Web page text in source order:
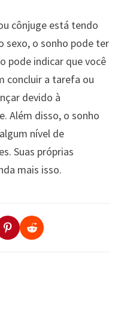
cônjuge está tendo
sexo, o sonho pode ter
pode indicar que você
concluir a tarefa ou
devido à
Além disso, o sonho
nível de
Suas próprias
mais isso.